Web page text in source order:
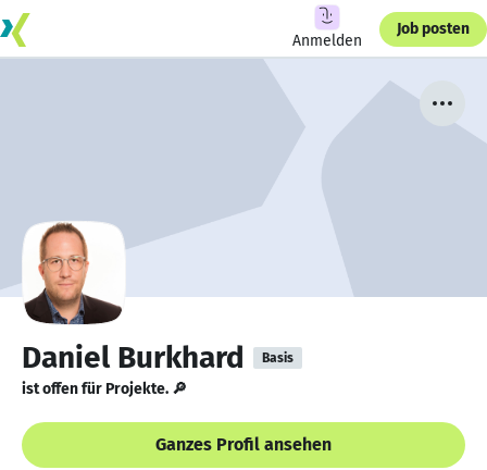
Anmelden
Job posten
Daniel Burkhard Basis
ist offen für Projekte. 🔎
Ganzes Profil ansehen